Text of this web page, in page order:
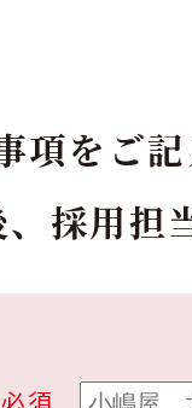
項をご
採用担